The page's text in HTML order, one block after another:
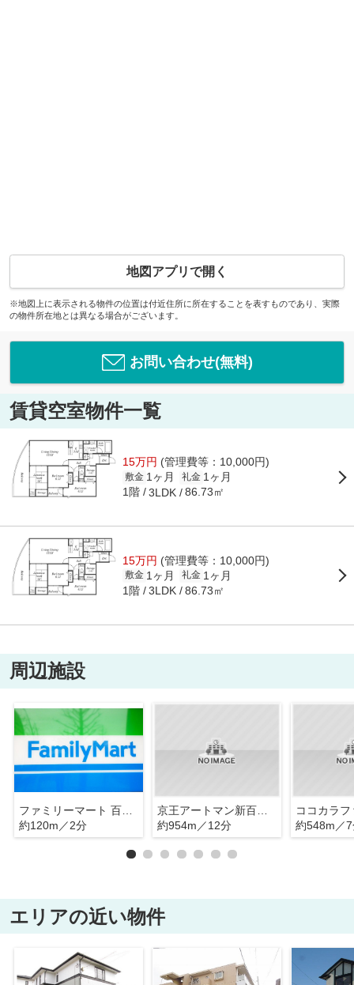
地図アプリで開く
※地図上に表示される物件の位置は付近住所に所在することを表すものであり、実際
の物件所在地とは異なる場合がございます。
お問い合わせ(無料)
賃貸空室物件一覧
15万円 (管理費等：10,000円)
敷金 1ヶ月 礼金 1ヶ月
1階 3LDK 86.73㎡
15万円 (管理費等：10,000円)
敷金 1ヶ月 礼金 1ヶ月
1階 3LDK 86.73㎡
周辺施設
ファミリーマート 百合丘三丁目店
約120m／2分
京王アートマン新百合丘OPA店
約954m／12分
約548m／
エリアの近い物件